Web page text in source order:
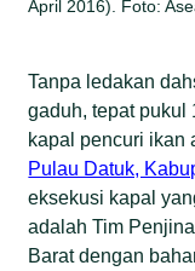
April 2016). Foto:
Tanpa ledakan
gaduh, tepat pukul
kapal pencuri
Pulau Datuk,
eksekusi kapal
adalah Tim
Barat dengan